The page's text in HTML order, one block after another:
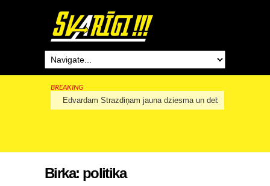
BREAKING
Edvardam Strazdiņam jauna dziesma un debijas albums
Birka: politika